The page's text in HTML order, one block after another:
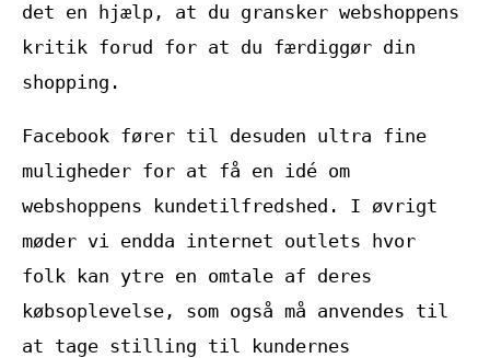
det en hjælp, at du gransker webshoppens
kritik forud for at du færdiggør din
shopping.
Facebook fører til desuden ultra fine
muligheder for at få en idé om
webshoppens kundetilfredshed. I øvrigt
møder vi endda internet outlets hvor
folk kan ytre en omtale af deres
købsoplevelse, som også må anvendes til
at tage stilling til kundernes